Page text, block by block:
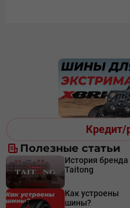
Кредит/
Полезные статьи
История бренда
Taitong
Как устроены
шины?